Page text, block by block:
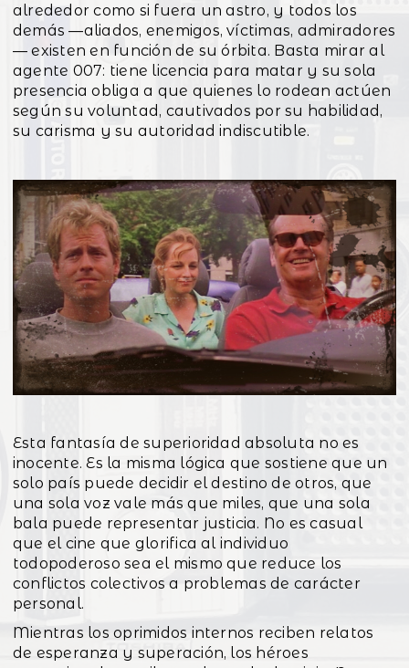
alrededor como si fuera un astro, y todos los
demás —aliados, enemigos, víctimas, admiradores
— existen en función de su órbita. Basta mirar al
agente 007: tiene licencia para matar y su sola
presencia obliga a que quienes lo rodean actúen
según su voluntad, cautivados por su habilidad,
su carisma y su autoridad indiscutible.
Esta fantasía de superioridad absoluta no es
inocente. Es la misma lógica que sostiene que un
solo país puede decidir el destino de otros, que
una sola voz vale más que miles, que una sola
bala puede representar justicia. No es casual
que el cine que glorifica al individuo
todopoderoso sea el mismo que reduce los
conflictos colectivos a problemas de carácter
personal.
Mientras los oprimidos internos reciben relatos
de esperanza y superación, los héroes